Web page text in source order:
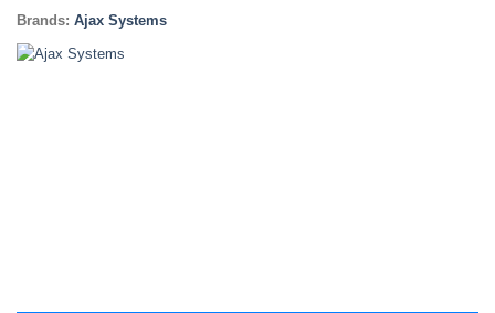
Brands: Ajax Systems